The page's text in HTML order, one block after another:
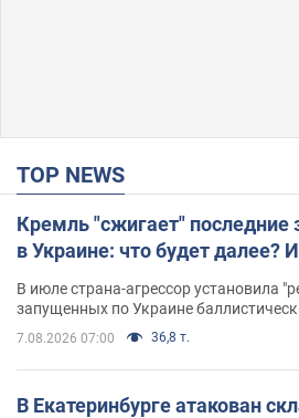
TOP NEWS
Кремль "сжигает" последние
в Украине: что будет
В июле страна-агрессор установила
запущенных по Украине
7.08.2026 07:00 36,8 т.
В Екатеринбурге атакован